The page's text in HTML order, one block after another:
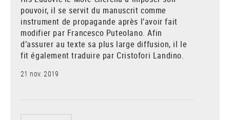
pouvoir, il se servit du manuscrit comme
instrument de propagande après l’avoir fait
modifier par Francesco Puteolano. Afin
d’assurer au texte sa plus large diffusion, il le
fit également traduire par Cristofori Landino.
21 nov. 2019